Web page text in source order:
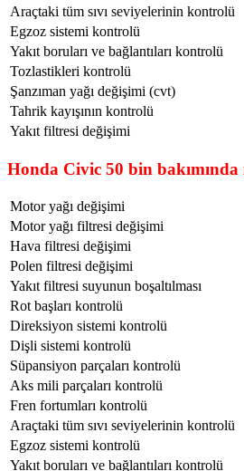
Araçtaki tüm sıvı seviyelerinin kontrolü
Egzoz sistemi kontrolü
Yakıt boruları ve bağlantıları kontrolü
Tozlastikleri kontrolü
Şanzıman yağı değişimi (cvt)
Tahrik kayışının kontrolü
Yakıt filtresi değişimi
Honda Civic 50 bin bakımında
Motor yağı değişimi
Motor yağı filtresi değişimi
Hava filtresi değişimi
Polen filtresi değişimi
Yakıt filtresi suyunun boşaltılması
Rot başları kontrolü
Direksiyon sistemi kontrolü
Dişli sistemi kontrolü
Süpansiyon parçaları kontrolü
Aks mili parçaları kontrolü
Fren fortumları kontrolü
Araçtaki tüm sıvı seviyelerinin kontrolü
Egzoz sistemi kontrolü
Yakıt boruları ve bağlantıları kontrolü